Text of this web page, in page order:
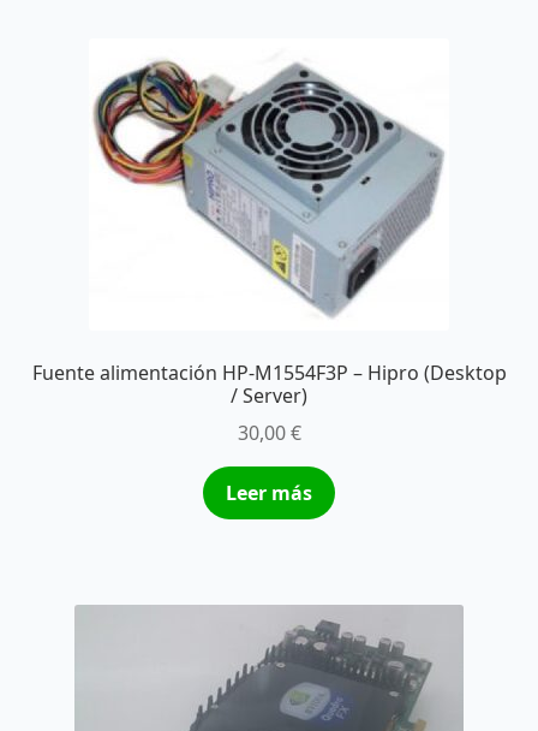
Fuente alimentación HP-M1554F3P – Hipro (Desktop
/ Server)
30,00€
Leer más